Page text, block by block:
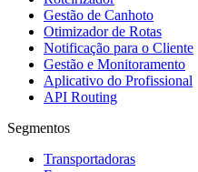
Gestão de Canhoto
Otimizador de Rotas
Notificação para o Cliente
Gestão e Monitoramento
Aplicativo do Profissional
API Routing
Segmentos
Transportadoras